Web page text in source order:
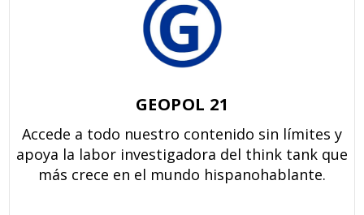
GEOPOL 21
Accede a todo nuestro contenido sin límites y
apoya la labor investigadora del think tank que
más crece en el mundo hispanohablante.